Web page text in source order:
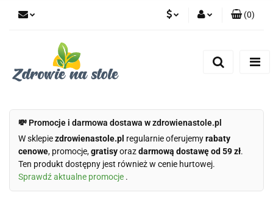
(0)
💸 Promocje i darmowa dostawa w zdrowienastole.pl
W sklepiezdrowienastole.pl regularnie oferujemyrabaty
cenowe, promocje,gratisyorazdarmową dostawę od 59 zł.
Ten produkt dostępny jest również w cenie hurtowej.
Sprawdź aktualne promocje .